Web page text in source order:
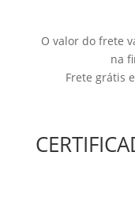
O valor do frete
na
Frete grátis